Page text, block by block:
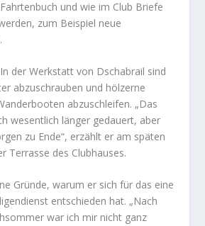
und wie im Club Briefe
zum Beispiel neue
der Werkstatt von Dschabrail sind
abzuschrauben und hölzerne
abzuschleifen. „Das
wesentlich länger gedauert, aber
zu Ende“, erzählt er am späten
Terrasse des Clubhauses.
Gründe, warum er sich für das eine
entschieden hat. „Nach
war ich mir nicht ganz